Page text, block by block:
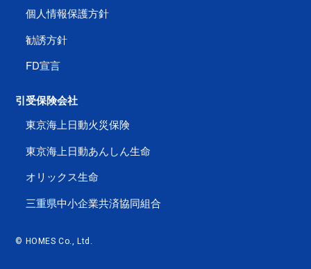
個人情報保護方針
勧誘方針
FD宣言
引受保険会社
東京海上日動火災保険
東京海上日動あんしん生命
オリックス生命
三重県中小企業共済協同組合
© HOMES Co., Ltd.